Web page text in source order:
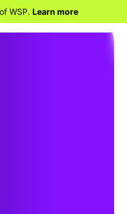
WSP. Learn more